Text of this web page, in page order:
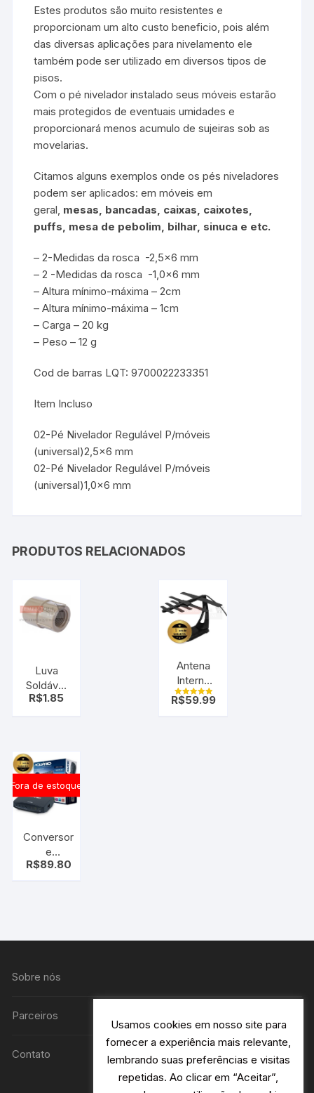
Estes produtos são muito resistentes e
proporcionam um alto custo beneficio, pois além
das diversas aplicações para nivelamento ele
também pode ser utilizado em diversos tipos de
pisos.
Com o pé nivelador instalado seus móveis estarão
mais protegidos de eventuais umidades e
proporcionará menos acumulo de sujeiras sob as
movelarias.
Citamos alguns exemplos onde os pés niveladores
podem ser aplicados: em móveis em
geral, mesas, bancadas, caixas, caixotes,
puffs, mesa de pebolim, bilhar, sinuca e etc.
– 2-Medidas da rosca -2,5×6 mm
– 2 -Medidas da rosca -1,0×6 mm
– Altura mínimo-máxima – 2cm
– Altura mínimo-máxima – 1cm
– Carga – 20 kg
– Peso – 12 g
Cod de barras LQT: 9700022233351
Item Incluso
02-Pé Nivelador Regulável P/móveis
(universal)2,5×6 mm
02-Pé Nivelador Regulável P/móveis
(universal)1,0×6 mm
PRODUTOS RELACIONADOS
Luva
Soldável
e
R$1.85
Antena
Interna
Para Tv
Avaliação
R$59.99
Fora de estoque
Conversor
e
Gravador
HD com
HDMI
R$89.80
Sobre nós
Parceiros
Contato
Usamos cookies em nosso site para
fornecer a experiência mais relevante,
lembrando suas preferências e visitas
repetidas. Ao clicar em “Aceitar”,